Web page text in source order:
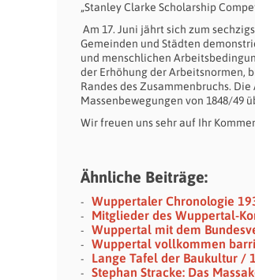
„Stanley Clarke Scholarship
Am 17. Juni jährt sich zum
Gemeinden und Städten
und menschlichen
der Erhöhung der Arbeitsnormen,
Randes des Zusammenbruchs.
Massenbewegungen von 1848/49
Wir freuen uns sehr auf Ihr
Ähnliche Beiträge:
Wuppertaler Chronologie
Mitglieder des Wuppertal-
Wuppertal mit dem
Wuppertal vollkommen
Lange Tafel der Baukultur /
Stephan Stracke: Das